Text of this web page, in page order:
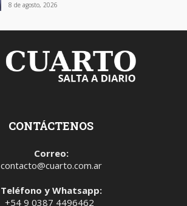
8 de agosto, 2026
CONTÁCTENOS
Correo:
contacto@cuarto.com.ar
Teléfono y Whatsapp:
+54 9 0387 4496462